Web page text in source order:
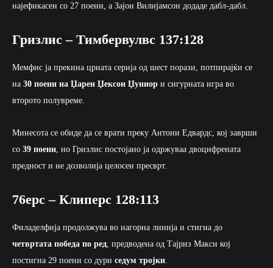
најефикасен со 27 поени, а Зајон Вилијамсон додаде дабл-дабл.
Гризлис – Тимбервулвс 137:128
Мемфис ја прекина црната серија од шест порази, потпирајќи се
на 30 поени на Џарен Џексон Џуниор и сигурната игра во
второто полувреме.
Минесота се обиде да се врати преку Антони Едвардс, кој заврши
со 39 поени , но Гризлис постојано ја одржуваа двоцифрената
предност и не дозволија целосен пресврт.
76ерс – Клиперс 128:113
Филаделфија продолжува во нагорна линија и стигна до
четвртата победа по ред , предводена од Тајриз Макси кој
постигна 29 поени со дури седум тројки